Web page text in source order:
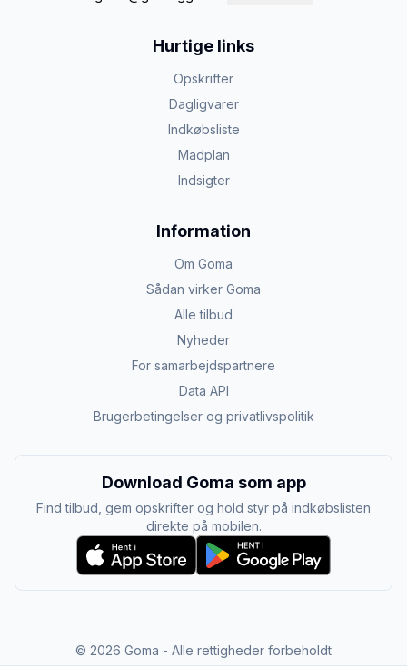
Hurtige links
Opskrifter
Dagligvarer
Indkøbsliste
Madplan
Indsigter
Information
Om Goma
Sådan virker Goma
Alle tilbud
Nyheder
For samarbejdspartnere
Data API
Brugerbetingelser og privatlivspolitik
Download Goma som app
Find tilbud, gem opskrifter og hold styr på indkøbslisten
direkte på mobilen.
© 2026 Goma - Alle rettigheder forbeholdt